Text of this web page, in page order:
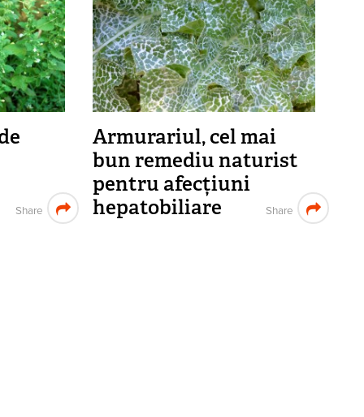
Share
Armurariul, cel mai
bun remediu naturist
pentru afecțiuni
hepatobiliare
Share